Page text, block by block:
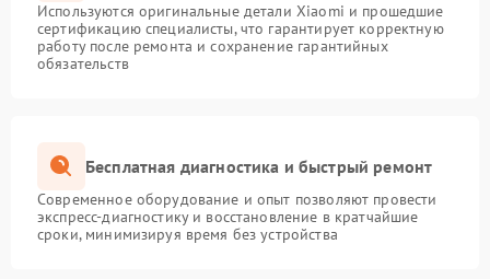
Используются оригинальные детали Xiaomi и прошедшие
сертификацию специалисты, что гарантирует корректную
работу после ремонта и сохранение гарантийных
обязательств
Бесплатная диагностика и быстрый ремонт
Современное оборудование и опыт позволяют провести
экспресс-диагностику и восстановление в кратчайшие
сроки, минимизируя время без устройства